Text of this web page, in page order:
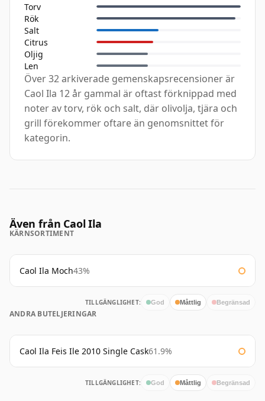
Torv
Rök
Salt
Citrus
Oljig
Len
Över 32 arkiverade gemenskapsrecensioner är
Caol Ila 12 år gammal är oftast förknippad med
noter av torv, rök och salt, där olivolja, tjära och
grill förekommer oftare än genomsnittet för
kategorin.
Även från Caol Ila
KÄRNSORTIMENT
Caol Ila Moch43%
TILLGÄNGLIGHET: God Måttlig Begränsad
ANDRA BUTELJERINGAR
Caol Ila Feis Ile 2010 Single Cask61.9%
TILLGÄNGLIGHET: God Måttlig Begränsad